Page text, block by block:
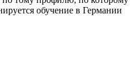
обучение в Германии